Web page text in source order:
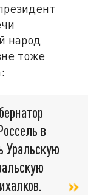
народ
тоже
в
Уральскую